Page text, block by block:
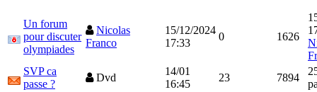
Un forum
pour discuter
olympiades
Nicolas
Franco
15/12/2024
17:33
0 1626
SVP ca
passe ?
Dvd
14/01
16:45
23 7894